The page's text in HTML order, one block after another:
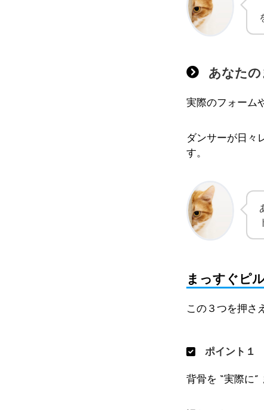
あなた
実際のフォーム
ダンサーが日々
す。
まっすぐピ
この３つを押さ
ポイント１
背骨を “実際に”